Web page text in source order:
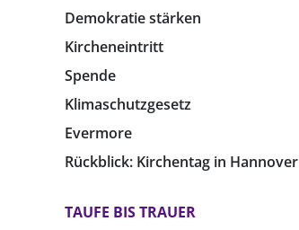
Demokratie stärken
Kircheneintritt
Spende
Klimaschutzgesetz
Evermore
Rückblick: Kirchentag in Hannover
TAUFE BIS TRAUER